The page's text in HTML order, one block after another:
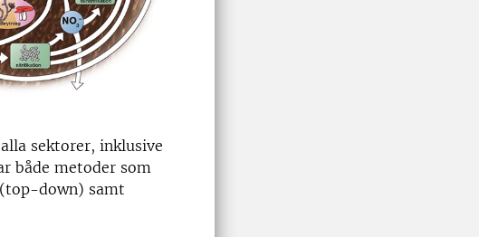
sektorer, inklusive
både metoder som
down) samt